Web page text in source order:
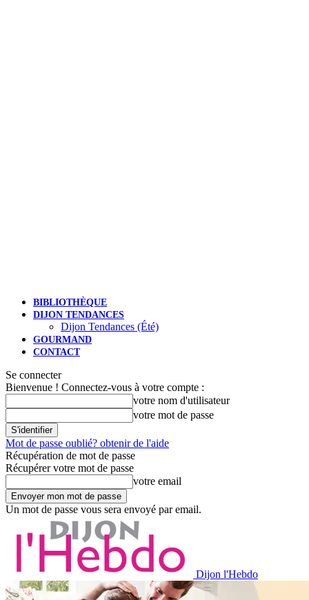
BIBLIOTHÈQUE
DIJON TENDANCES
Dijon Tendances (Été)
GOURMAND
CONTACT
Se connecter
Bienvenue ! Connectez-vous à votre compte :
votre nom d'utilisateur
votre mot de passe
Mot de passe oublié? obtenir de l'aide
Récupération de mot de passe
Récupérer votre mot de passe
votre email
Un mot de passe vous sera envoyé par email.
Dijon l'Hebdo